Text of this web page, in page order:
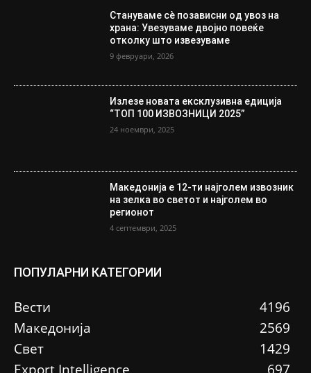
Стануваме сè позависни од увоз на
храна: Увезуваме двојно повеќе
отколку што извезуваме
9 февруари, 2026
Излезе новата ексклузивна едиција
“ТОП 100 ИЗВОЗНИЦИ 2025”
24 ноември, 2025
Македонија е 12-ти најголем извозник
на зелка во светот и најголем во
регионот
4 септември, 2025
ПОПУЛАРНИ КАТЕГОРИИ
Вести
4196
Македонија
2569
Свет
1429